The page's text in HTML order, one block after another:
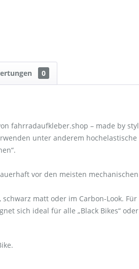
0
fahrradaufkleber.shop – made by
unter anderem
vor den meisten
matt oder im Carbon-Look.
sich ideal für alle „Black Bikes“